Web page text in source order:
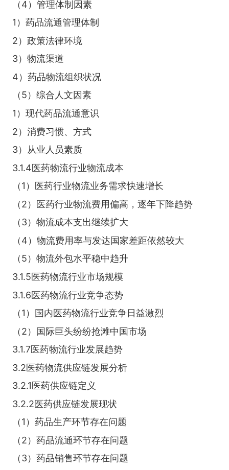
（4）管理体制因素
1）药品流通管理体制
2）政策法律环境
3）物流渠道
4）药品物流组织状况
（5）综合人文因素
1）现代药品流通意识
2）消费习惯、方式
3）从业人员素质
3.1.4医药物流行业物流成本
（1）医药行业物流业务需求快速增长
（2）医药行业物流费用偏高，逐年下降趋势
（3）物流成本支出继续扩大
（4）物流费用率与发达国家差距依然较大
（5）物流外包水平稳中趋升
3.1.5医药物流行业市场规模
3.1.6医药物流行业竞争态势
（1）国内医药物流行业竞争日益激烈
（2）国际巨头纷纷抢滩中国市场
3.1.7医药物流行业发展趋势
3.2医药物流供应链发展分析
3.2.1医药供应链定义
3.2.2医药供应链发展现状
（1）药品生产环节存在问题
（2）药品流通环节存在问题
（3）药品销售环节存在问题